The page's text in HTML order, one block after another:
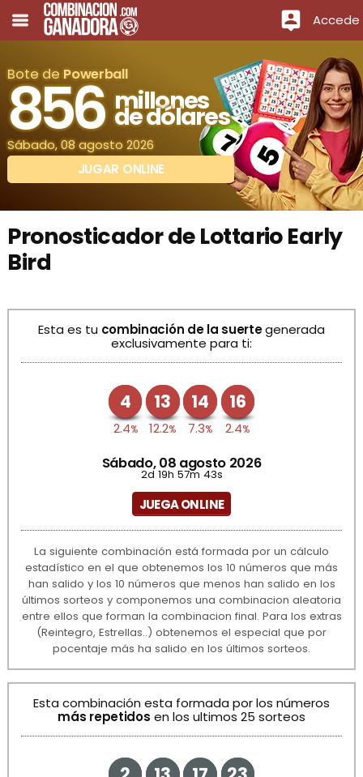
Accede
Bote de Powerball
856 millones
de dólares
Sábado, 08 agosto 2026
JUGAR ONLINE
Pronosticador de Lottario Early
Bird
Esta es tu combinación de la suertegenerada
exclusivamente para ti:
4
2.4%
13
12.2%
14
7.3%
16
2.4%
Sábado, 08 agosto 2026
2d 19h 57m 43s
JUEGA ONLINE
La siguiente combinación está formada por un cálculo
estadístico en el que obtenemos los 10 números que más
han salido y los 10 números que menos han salido en los
últimos sorteos y componemos una combinacion aleatoria
entre ellos que forman la combinacion final. Para los extras
(Reintegro, Estrellas..) obtenemos el especial que por
pocentaje más ha salido en los últimos sorteos.
Esta combinación esta formada por los números
más repetidos en los ultimos 25 sorteos